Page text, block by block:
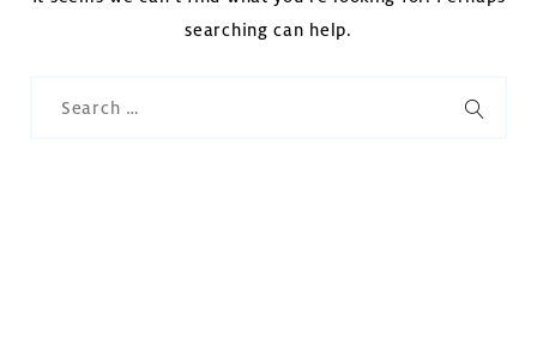
searching can help.